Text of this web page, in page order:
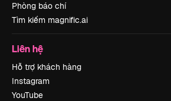
Phòng báo chí
Tìm kiếm magnific.ai
Liên hệ
Hỗ trợ khách hàng
Instagram
YouTube